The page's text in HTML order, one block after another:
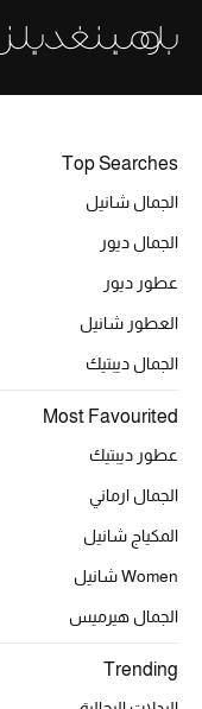
خصومات
ركن أناقة المنتجعات
حصريًا عبر الإنترنت
جميع إصدارتنا النسائية
تشكيلة المناسبات للنساء
الحب للمحلي
الملابس الرياضية النسائية
تشكيلة الأعراس
Top Searches
الجمال شانيل
الجمال ديور
عطور ديور
العطور شانيل
الجمال ديبتيك
Most Favourited
عطور ديبتيك
الجمال ارماني
المكياج شانيل
Women شانيل
الجمال هيرميس
Trending